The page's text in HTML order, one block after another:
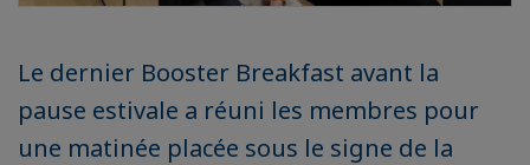
Le dernier Booster Breakfast avant la
pause estivale a réuni les membres pour
une matinée placée sous le signe de la